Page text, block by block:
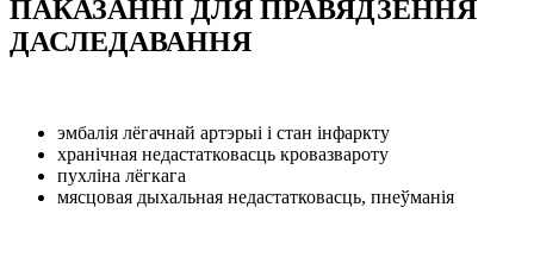
ПАКАЗАННІ ДЛЯ ПРАВЯДЗЕННЯ
ДАСЛЕДАВАННЯ
эмбалія лёгачнай артэрыі і стан інфаркту
хранічная недастатковасць кровазвароту
пухліна лёгкага
мясцовая дыхальная недастатковасць, пнеўманія